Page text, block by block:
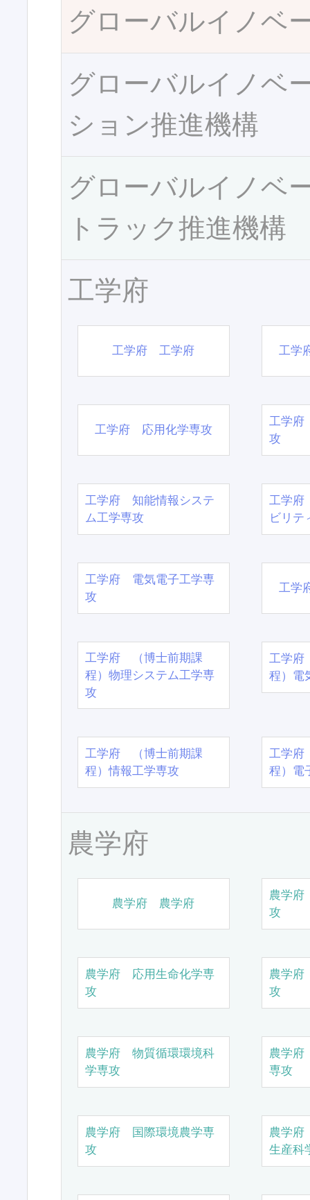
グローバルイノベ
グローバルイノベ
ション推進機構
グローバルイノベ
トラック推進機構
工学府
工学府 工学府 工学
工学府 応用化学専攻
工学府
攻
工学府 知能情報システ
ム工学専攻
工学府
ビリテ
工学府 電気電子工学専
攻
工学
工学府 （博士前期課
程）物理システム工学専
攻
工学
程）電
工学府 （博士前期課
程）情報工学専攻
工学
程）電
農学府
農学府 農学府
農学
攻
農学府 応用生命化学専
攻
農学
攻
農学府 物質循環環境科
学専攻
農学
専攻
農学府 国際環境農学専
攻
農学
生産科